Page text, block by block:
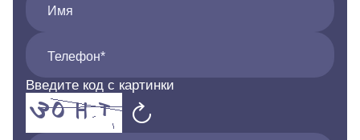
Имя
Телефон*
Введите код с картинки